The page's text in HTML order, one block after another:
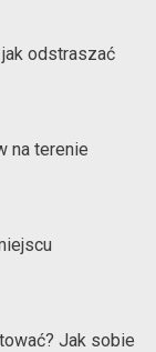
odstraszać
na terenie
Jak sobie